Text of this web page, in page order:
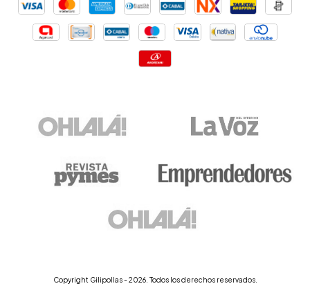
Copyright Gilipollas - 2026. Todos los derechos reservados.